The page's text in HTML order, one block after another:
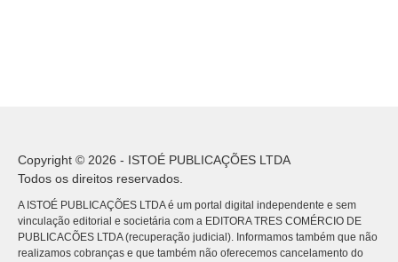
Copyright © 2026 - ISTOÉ PUBLICAÇÕES LTDA
Todos os direitos reservados.
A ISTOÉ PUBLICAÇÕES LTDA é um portal digital independente e sem
vinculação editorial e societária com a EDITORA TRES COMÉRCIO DE
PUBLICACÕES LTDA (recuperação judicial). Informamos também que não
realizamos cobranças e que também não oferecemos cancelamento do